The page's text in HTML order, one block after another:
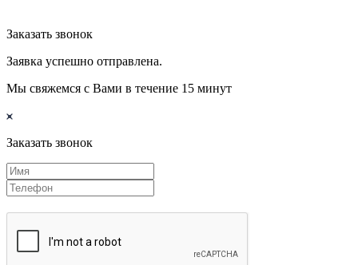
Заказать звонок
Заявка успешно отправлена.
Мы свяжемся с Вами в течение 15 минут
Заказать звонок